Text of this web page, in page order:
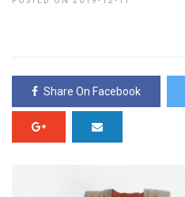
Share On Facebook